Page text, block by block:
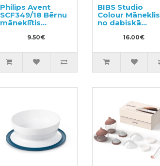
Philips Avent
SCF349/18 Bērnu
māneklītis
9.50€
BIBS Studio
Colour Māneklis
no dabiskā
kaučuka 0-6m
16.00€